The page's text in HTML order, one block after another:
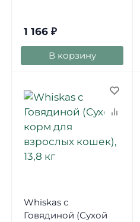
1 166 ₽
В корзину
Whiskas с
Говядиной (Сухой